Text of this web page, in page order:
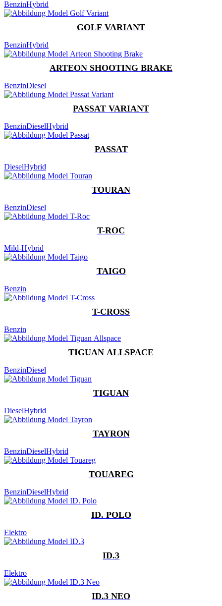
BenzinHybrid
GOLF VARIANT
BenzinHybrid
ARTEON SHOOTING BRAKE
BenzinDiesel
PASSAT VARIANT
BenzinDieselHybrid
PASSAT
DieselHybrid
TOURAN
BenzinDiesel
T-ROC
Mild-Hybrid
TAIGO
Benzin
T-CROSS
Benzin
TIGUAN ALLSPACE
BenzinDiesel
TIGUAN
DieselHybrid
TAYRON
BenzinDieselHybrid
TOUAREG
BenzinDieselHybrid
ID. POLO
Elektro
ID.3
Elektro
ID.3 NEO